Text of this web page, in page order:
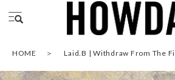
HOME Laid.B | Withdraw From The